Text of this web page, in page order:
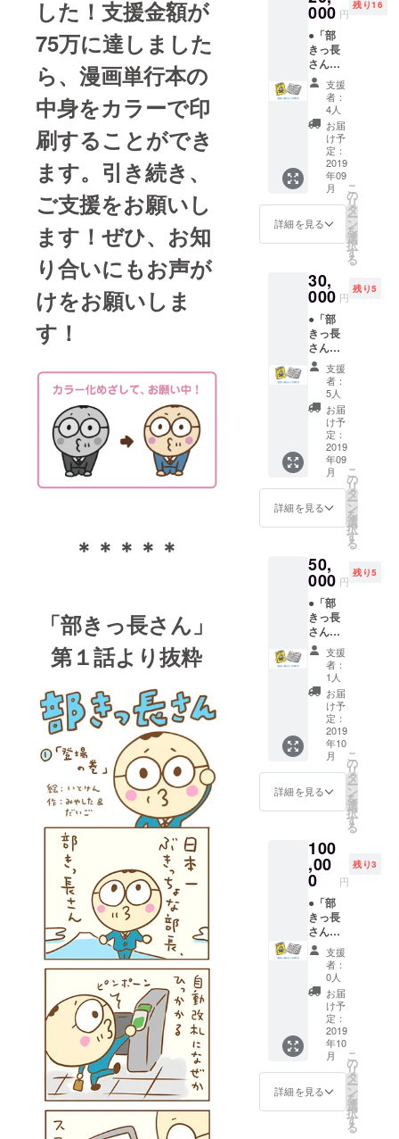
した！支援金額が
75万に達しました
ら、漫画単行本の
中身をカラーで印
刷することができ
ます。引き続き、
ご支援をお願いし
ます！ぜひ、お知
り合いにもお声が
けをお願いしま
す！
＊＊＊＊＊
「部きっ長さん」
第１話より抜粋
（楽曲
の著作
権、原
盤権は
起案者
に所属
します
が、営
利目的
ではな
い個人
の趣味
でのご
利用は
にどう
ぞ）
トにご
協力い
ただい
たあな
たへの
感謝の
心をこ
めて、
あなた
のお名
前を本
の奥付
けに記
載しま
す。 ●
部きっ
クリア
ファイ
ル ●部
きっ長
さんに
登場す
る全
キャラ
クター
のシー
きっ長
さんの
テーマ
ソング
をお送
りしま
いご
が、こ
のプロ
ジェク
トに参
加いた
だいた
皆様に
聴いて
いただ
くため
に、新
曲を書
き下ろ
しま
000 円
残り16
●「部
きっ長
さん」
の単行
本（１
冊）：
いとけ
んの手
書きサ
イン入
り（あ
なたへ
の宛名
もお書
きしま
す）。
ジェク
トにご
協力い
ただい
たあな
たへの
感謝の
心をこ
めて、
あなた
のお名
前を本
の奥付
けに記
載しま
す。 ●
いとけ
くり似
顔絵」
を描
き、単
行本の
奥付
に、お
名前と
一緒に
掲載し
ます。
さらに
データ
もお送
りしま
す
（JPEG
入りの
写真を
メール
でお送
りくだ
さい。
支援
者：
4人
お届
け予
定：
2019
年09
月
詳細を見る
こ
の
リ
タ
ー
ン
を
選
択
す
る
30,
000 円
残り5
●「部
きっ長
さん」
の単行
本（１
冊）：
いとけ
んの手
書きサ
イン入
り（あ
なたへ
の宛名
もお書
きしま
す）。
ジェク
トにご
協力い
ただい
たあな
たへの
感謝の
心をこ
めて、
あなた
のお名
前を本
の奥付
けに記
載しま
す。 ●
あなた
長さん
のオリ
ジナル4
コマ漫
画を制
作し、
単行本
に収録
しま
す。漫
画のネ
タにし
てほし
いあな
たのエ
ピソー
ドとあ
なたの
支援
者：
5人
お届
け予
定：
2019
年09
月
詳細を見る
こ
の
リ
タ
ー
ン
を
選
択
す
る
50,
000 円
残り5
●「部
きっ長
さん」
の単行
本（１
冊）：
いとけ
んの手
書きサ
イン入
り（あ
なたへ
の宛名
もお書
きしま
す）。
ジェク
トにご
協力い
ただい
たあな
たへの
感謝の
心をこ
めて、
あなた
のお名
前を本
の奥付
けに記
載しま
す。 ●
だいご
が、あ
なただ
けのた
支援
者：
1人
お届
け予
定：
2019
年10
月
詳細を見る
こ
の
リ
タ
ー
ン
を
選
択
す
る
100
,00
0 円
残り3
●「部
きっ長
さん」
の単行
本（１
冊）：
いとけ
んの手
書きサ
イン入
り（あ
なたへ
の宛名
もお書
きしま
す）。
支援
者：
0人
お届
け予
定：
2019
年10
月
詳細を見る
こ
の
リ
タ
ー
ン
を
選
択
す
る